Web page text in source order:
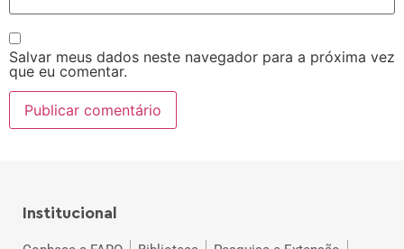
Salvar meus dados neste navegador para a próxima vez
que eu comentar.
Institucional